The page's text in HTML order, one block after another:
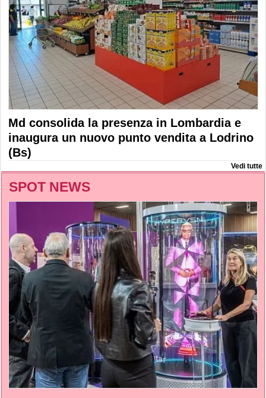
Md consolida la presenza in Lombardia e
inaugura un nuovo punto vendita a Lodrino
(Bs)
Vedi tutte
SPOT NEWS